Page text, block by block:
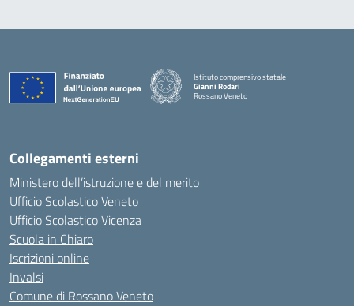
Istituto comprensivo statale
Gianni Rodari
Rossano Veneto
Collegamenti esterni
Ministero dell’istruzione e del merito
Ufficio Scolastico Veneto
Ufficio Scolastico Vicenza
Scuola in Chiaro
Iscrizioni online
Invalsi
Comune di Rossano Veneto